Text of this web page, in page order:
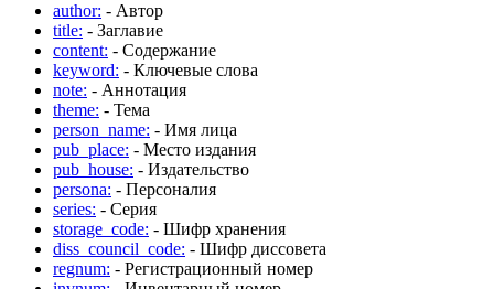
author: - Автор
title: - Заглавие
content: - Содержание
keyword: - Ключевые слова
note: - Аннотация
theme: - Тема
person_name: - Имя лица
pub_place: - Место издания
pub_house: - Издательство
persona: - Персоналия
series: - Серия
storage_code: - Шифр хранения
diss_council_code: - Шифр диссовета
regnum: - Регистрационный номер